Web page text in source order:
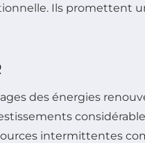
Ils promettent
des énergies
intermittentes